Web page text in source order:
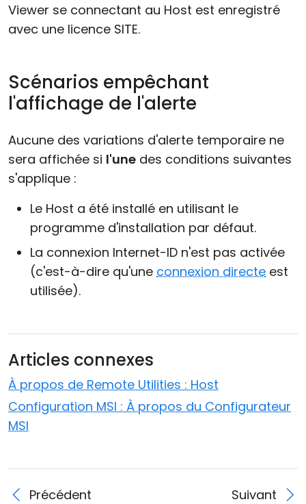
Viewer se connectant au Host est enregistré
avec une licence SITE.
Scénarios empêchant
l'affichage de l'alerte
Aucune des variations d'alerte temporaire ne
sera affichée si l'une des conditions suivantes
s'applique :
Le Host a été installé en utilisant le
programme d'installation par défaut.
La connexion Internet-ID n'est pas activée
(c'est-à-dire qu'une connexion directe est
utilisée).
Articles connexes
À propos de Remote Utilities : Host
Configuration MSI : À propos du Configurateur
MSI
Précédent
Suivant